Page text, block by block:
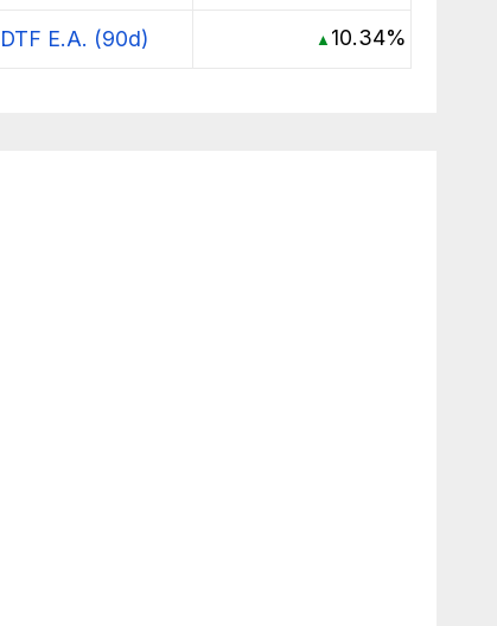
DTF E.A. (90d) ▲ 10.34%